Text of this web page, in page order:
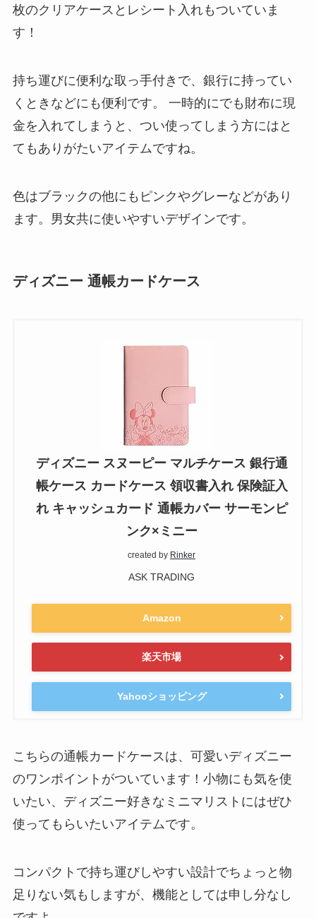
枚のクリアケースとレシート入れもついていま
す！
持ち運びに便利な取っ手付きで、銀行に持ってい
くときなどにも便利です。 一時的にでも財布に現
金を入れてしまうと、つい使ってしまう方にはと
てもありがたいアイテムですね。
色はブラックの他にもピンクやグレーなどがあり
ます。男女共に使いやすいデザインです。
ディズニー 通帳カードケース
ディズニー スヌーピー マルチケース 銀行通
帳ケース カードケース 領収書入れ 保険証入
れ キャッシュカード 通帳カバー サーモンピ
ンク×ミニー
created by Rinker
ASK TRADING
Amazon
楽天市場
Yahooショッピング
こちらの通帳カードケースは、可愛いディズニー
のワンポイントがついています！小物にも気を使
いたい、ディズニー好きなミニマリストにはぜひ
使ってもらいたいアイテムです。
コンパクトで持ち運びしやすい設計でちょっと物
足りない気もしますが、機能としては申し分なし